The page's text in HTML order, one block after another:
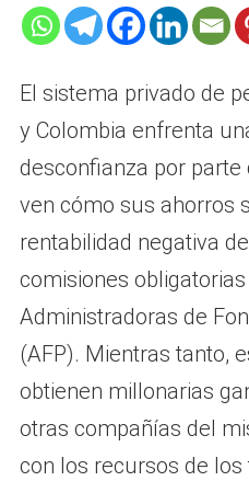
El sistema privado de
y Colombia enfrenta
desconfianza por parte
ven cómo sus ahorros
rentabilidad negativa
comisiones
Administradoras de
(AFP). Mientras tanto,
obtienen millonarias
otras compañías del
con los recursos de